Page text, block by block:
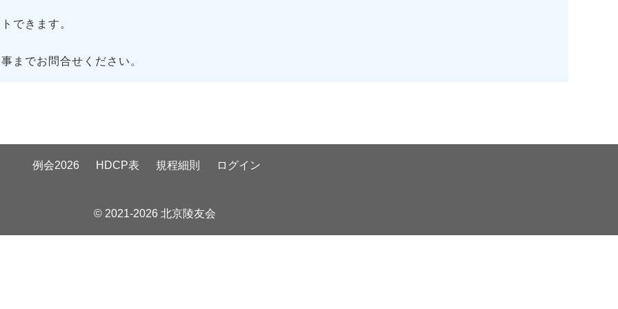
できます。
までお問合せください。
例会2026 HDCP表 規程細則 ログイン
© 2021-2026 北京陵友会